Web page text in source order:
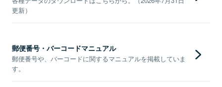
更新）
郵便番号・バーコードマニュアル
郵便番号や、バーコードに関するマニュアルを掲載していま
す。